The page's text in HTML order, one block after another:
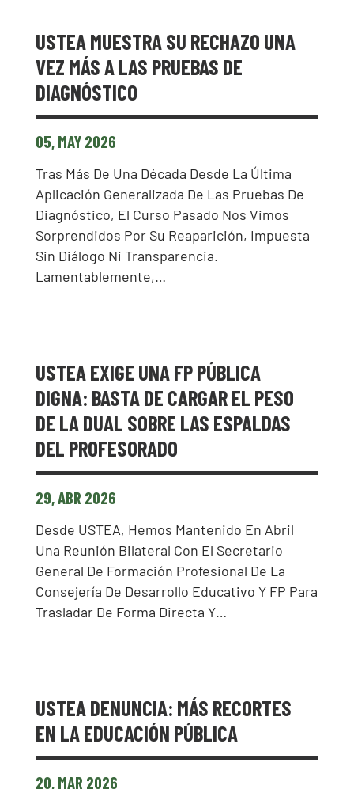
USTEA MUESTRA SU RECHAZO UNA
VEZ MÁS A LAS PRUEBAS DE
DIAGNÓSTICO
05, MAY 2026
Tras Más De Una Década Desde La Última
Aplicación Generalizada De Las Pruebas De
Diagnóstico, El Curso Pasado Nos Vimos
Sorprendidos Por Su Reaparición, Impuesta
Sin Diálogo Ni Transparencia.
Lamentablemente,…
USTEA EXIGE UNA FP PÚBLICA
DIGNA: BASTA DE CARGAR EL PESO
DE LA DUAL SOBRE LAS ESPALDAS
DEL PROFESORADO
29, ABR 2026
Desde USTEA, Hemos Mantenido En Abril
Una Reunión Bilateral Con El Secretario
General De Formación Profesional De La
Consejería De Desarrollo Educativo Y FP Para
Trasladar De Forma Directa Y…
USTEA DENUNCIA: MÁS RECORTES
EN LA EDUCACIÓN PÚBLICA
20, MAR 2026